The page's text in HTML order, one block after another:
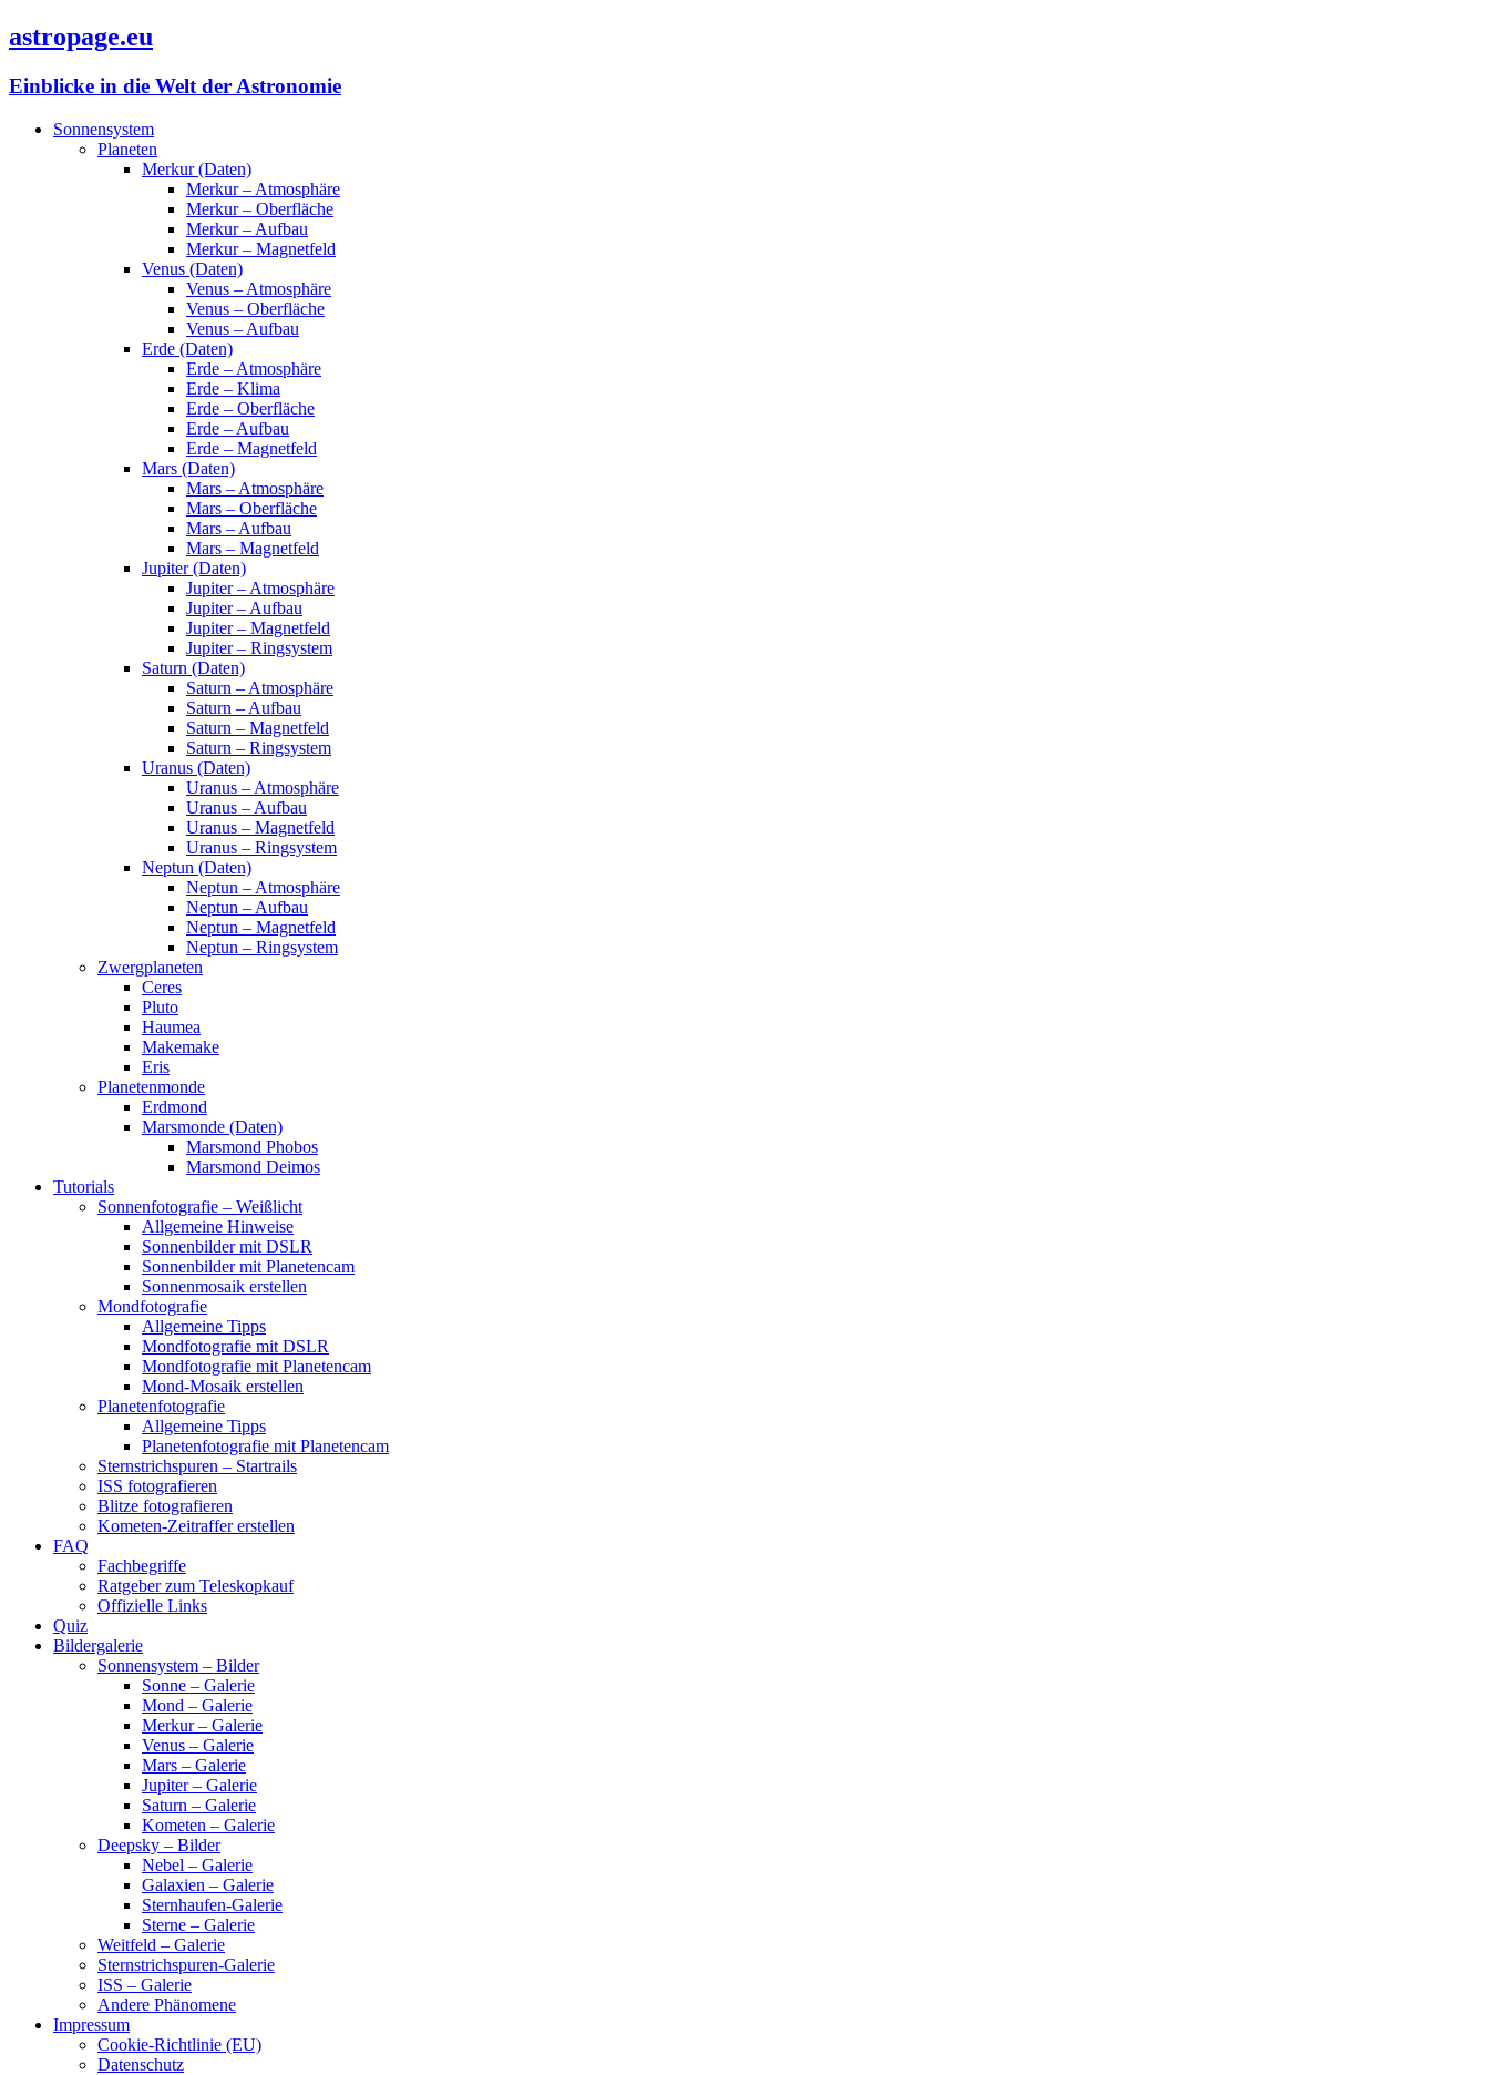
astropage.eu
Einblicke in die Welt der Astronomie
Sonnensystem
Planeten
Merkur (Daten)
Merkur – Atmosphäre
Merkur – Oberfläche
Merkur – Aufbau
Merkur – Magnetfeld
Venus (Daten)
Venus – Atmosphäre
Venus – Oberfläche
Venus – Aufbau
Erde (Daten)
Erde – Atmosphäre
Erde – Klima
Erde – Oberfläche
Erde – Aufbau
Erde – Magnetfeld
Mars (Daten)
Mars – Atmosphäre
Mars – Oberfläche
Mars – Aufbau
Mars – Magnetfeld
Jupiter (Daten)
Jupiter – Atmosphäre
Jupiter – Aufbau
Jupiter – Magnetfeld
Jupiter – Ringsystem
Saturn (Daten)
Saturn – Atmosphäre
Saturn – Aufbau
Saturn – Magnetfeld
Saturn – Ringsystem
Uranus (Daten)
Uranus – Atmosphäre
Uranus – Aufbau
Uranus – Magnetfeld
Uranus – Ringsystem
Neptun (Daten)
Neptun – Atmosphäre
Neptun – Aufbau
Neptun – Magnetfeld
Neptun – Ringsystem
Zwergplaneten
Ceres
Pluto
Haumea
Makemake
Eris
Planetenmonde
Erdmond
Marsmonde (Daten)
Marsmond Phobos
Marsmond Deimos
Tutorials
Sonnenfotografie – Weißlicht
Allgemeine Hinweise
Sonnenbilder mit DSLR
Sonnenbilder mit Planetencam
Sonnenmosaik erstellen
Mondfotografie
Allgemeine Tipps
Mondfotografie mit DSLR
Mondfotografie mit Planetencam
Mond-Mosaik erstellen
Planetenfotografie
Allgemeine Tipps
Planetenfotografie mit Planetencam
Sternstrichspuren – Startrails
ISS fotografieren
Blitze fotografieren
Kometen-Zeitraffer erstellen
FAQ
Fachbegriffe
Ratgeber zum Teleskopkauf
Offizielle Links
Quiz
Bildergalerie
Sonnensystem – Bilder
Sonne – Galerie
Mond – Galerie
Merkur – Galerie
Venus – Galerie
Mars – Galerie
Jupiter – Galerie
Saturn – Galerie
Kometen – Galerie
Deepsky – Bilder
Nebel – Galerie
Galaxien – Galerie
Sternhaufen-Galerie
Sterne – Galerie
Weitfeld – Galerie
Sternstrichspuren-Galerie
ISS – Galerie
Andere Phänomene
Impressum
Cookie-Richtlinie (EU)
Datenschutz